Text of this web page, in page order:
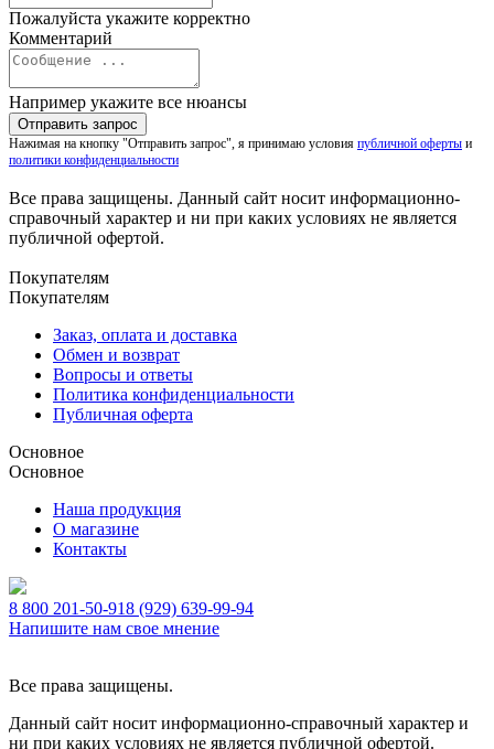
Пожалуйста укажите корректно
Комментарий
Например укажите все нюансы
Нажимая на кнопку "Отправить запрос", я принимаю условия публичной оферты и
политики конфиденциальности
Все права защищены. Данный сайт носит информационно-
справочный характер и ни при каких условиях не является
публичной офертой.
Покупателям
Покупателям
Заказ, оплата и доставка
Обмен и возврат
Вопросы и ответы
Политика конфиденциальности
Публичная оферта
Основное
Основное
Наша продукция
О магазине
Контакты
8 800 201-50-918 (929) 639-99-94
Напишите нам свое мнение
Все права защищены.
Данный сайт носит информационно-справочный характер и
ни при каких условиях не является публичной офертой.